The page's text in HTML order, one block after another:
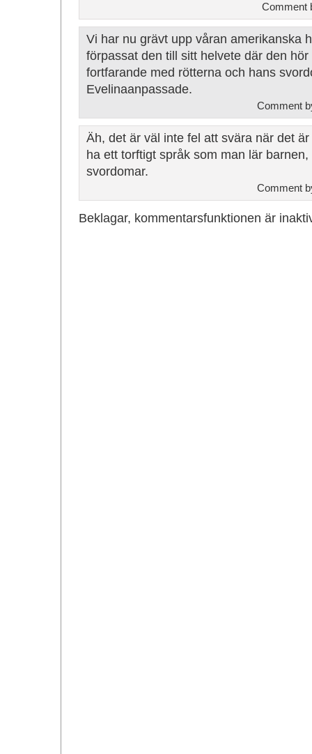
Comment
Vi har nu grävt upp våran amerikanska
förpassat den till sitt helvete där den
fortfarande med rötterna och hans
Evelinaanpassade.
Comment
Äh, det är väl inte fel att svära när det
ha ett torftigt språk som man lär
svordomar.
Comment
Beklagar, kommentarsfunktionen är